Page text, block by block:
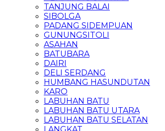
TANJUNG BALAI
SIBOLGA
PADANG SIDEMPUAN
GUNUNGSITOLI
ASAHAN
BATUBARA
DAIRI
DELI SERDANG
HUMBANG HASUNDUTAN
KARO
LABUHAN BATU
LABUHAN BATU UTARA
LABUHAN BATU SELATAN